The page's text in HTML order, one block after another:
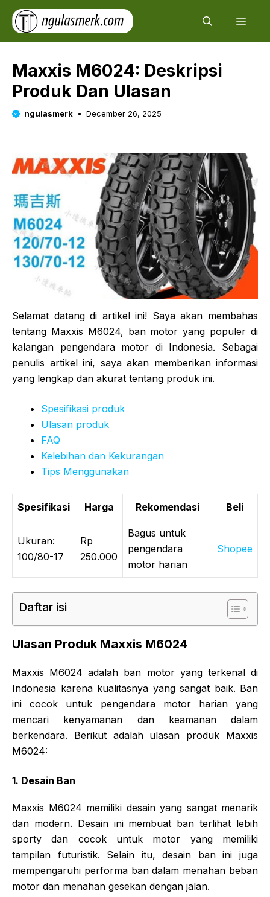
Skip
content
Maxxis M6024: Deskripsi
Produk Dan Ulasan
ngulasmerk December 26, 2025
Selamat datang di artikel ini! Saya akan membahas
tentang Maxxis M6024, ban motor yang populer di
kalangan pengendara motor di Indonesia. Sebagai
penulis artikel ini, saya akan memberikan informasi
yang lengkap dan akurat tentang produk ini.
Spesifikasi produk
Ulasan produk
FAQ
Kelebihan dan Kekurangan
Tips Menggunakan
Spesifikasi Harga Rekomendasi Beli
Ukuran:
100/80-17
Rp
250.000
Bagus untuk
pengendara
motor harian
Shopee
Daftar isi
Ulasan Produk Maxxis M6024
Maxxis M6024 adalah ban motor yang terkenal di
Indonesia karena kualitasnya yang sangat baik. Ban
ini cocok untuk pengendara motor harian yang
mencari kenyamanan dan keamanan dalam
berkendara. Berikut adalah ulasan produk Maxxis
M6024:
1. Desain Ban
Maxxis M6024 memiliki desain yang sangat menarik
dan modern. Desain ini membuat ban terlihat lebih
sporty dan cocok untuk motor yang memiliki
tampilan futuristik. Selain itu, desain ban ini juga
mempengaruhi performa ban dalam menahan beban
motor dan menahan gesekan dengan jalan.